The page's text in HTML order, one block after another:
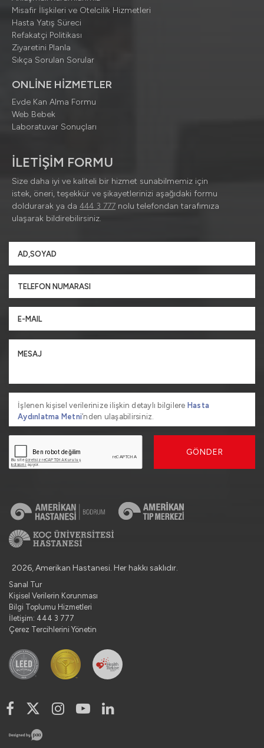
Misafir İlişkileri ve Otelcilik Hizmetleri
Hasta Yatış Süreci
Refakatçi Politikası
Ziyaretini Planla
Sıkça Sorulan Sorular
ONLİNE HİZMETLER
Evde Kan Alma Formu
Web Bebek
Laboratuvar Sonuçları
İLETİŞİM FORMU
Size daha iyi ve kaliteli bir hizmet sunabilmemiz için
istek, öneri, teşekkür ve şikayetlerinizi aşağıdaki formu
doldurarak ya da 444 3 777 nolu telefondan tarafımıza
ulaşarak bildirebilirsiniz.
İşlenen kişisel verilerinize ilişkin detaylı bilgilere Hasta
Aydınlatma Metni’nden ulaşabilirsiniz.
GÖNDER
2026, Amerikan Hastanesi. Her hakkı saklıdır.
Sanal Tur
Kişisel Verilerin Korunması
Bilgi Toplumu Hizmetleri
İletişim: 444 3 777
Çerez Tercihlerini Yönetin